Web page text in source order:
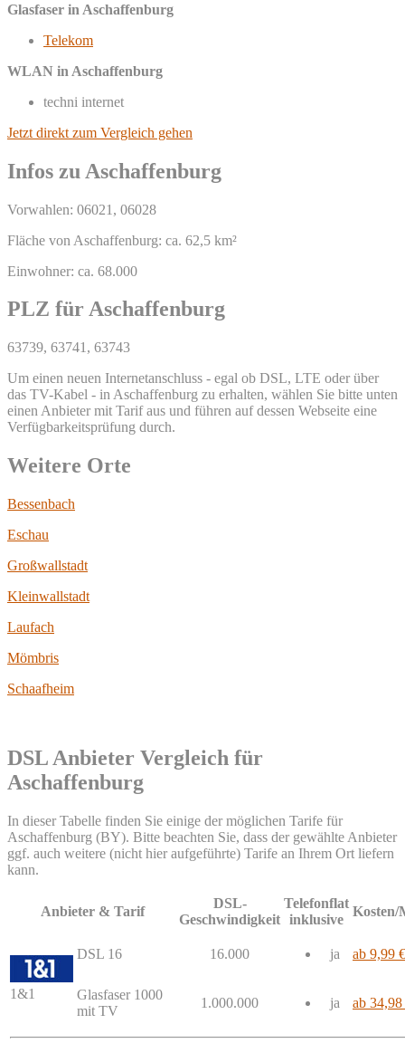
Glasfaser in Aschaffenburg
Telekom
WLAN in Aschaffenburg
techni internet
Jetzt direkt zum Vergleich gehen
Infos zu Aschaffenburg
Vorwahlen: 06021, 06028
Fläche von Aschaffenburg: ca. 62,5 km²
Einwohner: ca. 68.000
PLZ für Aschaffenburg
63739, 63741, 63743
Um einen neuen Internetanschluss - egal ob DSL, LTE oder über
das TV-Kabel - in Aschaffenburg zu erhalten, wählen Sie bitte unten
einen Anbieter mit Tarif aus und führen auf dessen Webseite eine
Verfügbarkeitsprüfung durch.
Weitere Orte
Bessenbach
Eschau
Großwallstadt
Kleinwallstadt
Laufach
Mömbris
Schaafheim
DSL Anbieter Vergleich für
Aschaffenburg
In dieser Tabelle finden Sie einige der möglichen Tarife für
Aschaffenburg (BY). Bitte beachten Sie, dass der gewählte Anbieter
ggf. auch weitere (nicht hier aufgeführte) Tarife an Ihrem Ort liefern
kann.
Anbieter & Tarif
DSL-
Geschwindigkeit
Telefonflat
inklusive
Kosten/
1&1
DSL 16 16.000 ja ab 9,99 €
Glasfaser 1000
mit TV
1.000.000 ja ab 34,98